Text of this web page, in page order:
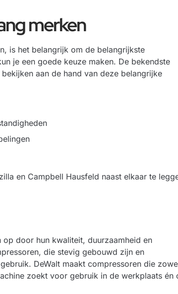
merken
is het belangrijk om de belangrijkste
je een goede keuze maken. De bekendste
aan de hand van deze belangrijke
en Campbell Hausfeld naast elkaar te
door hun kwaliteit, duurzaamheid en
die stevig gebouwd zijn en
DeWalt maakt compressoren die
zoekt voor gebruik in de werkplaats én